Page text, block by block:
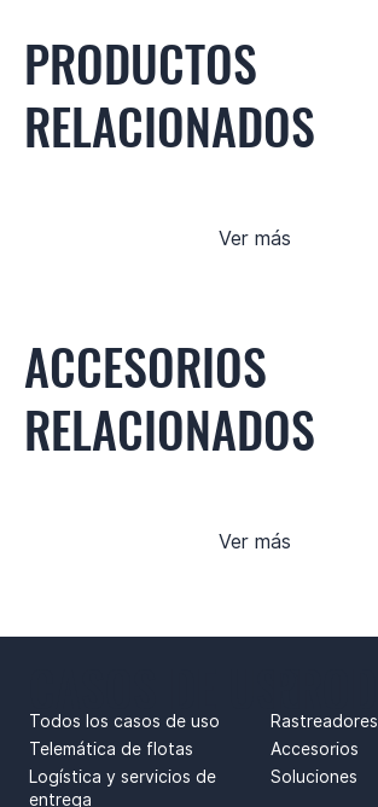
PRODUCTOS
RELACIONADOS
Ver más
ACCESORIOS
RELACIONADOS
Ver más
Todos los casos de uso
Telemática de flotas
Logística y servicios de
entrega
Rastreadores
Accesorios
Soluciones